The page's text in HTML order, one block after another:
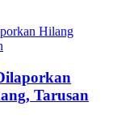
Tarusan